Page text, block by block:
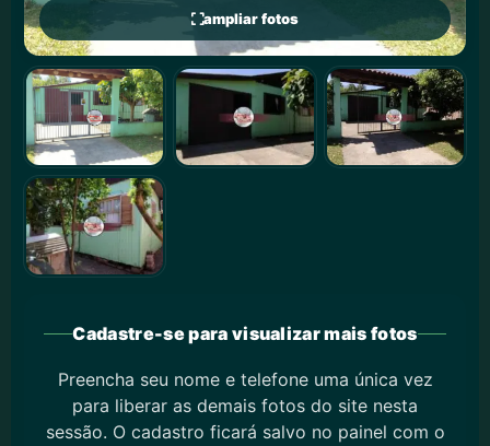
ampliar fotos
Cadastre-se para visualizar mais fotos
Preencha seu nome e telefone uma única vez
para liberar as demais fotos do site nesta
sessão. O cadastro ficará salvo no painel com o